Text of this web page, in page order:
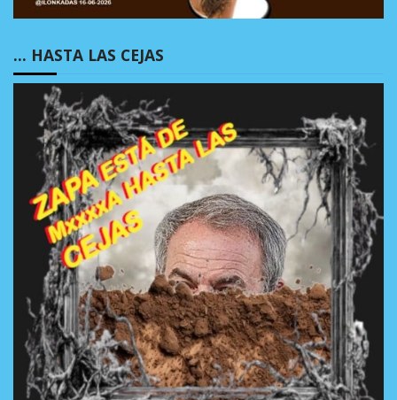
… HASTA LAS CEJAS